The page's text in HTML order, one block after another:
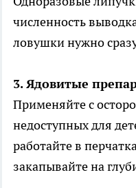
численность
ловушки нужно
3. Ядовитые
Применяйте с
недоступных для
работайте в
закапывайте на